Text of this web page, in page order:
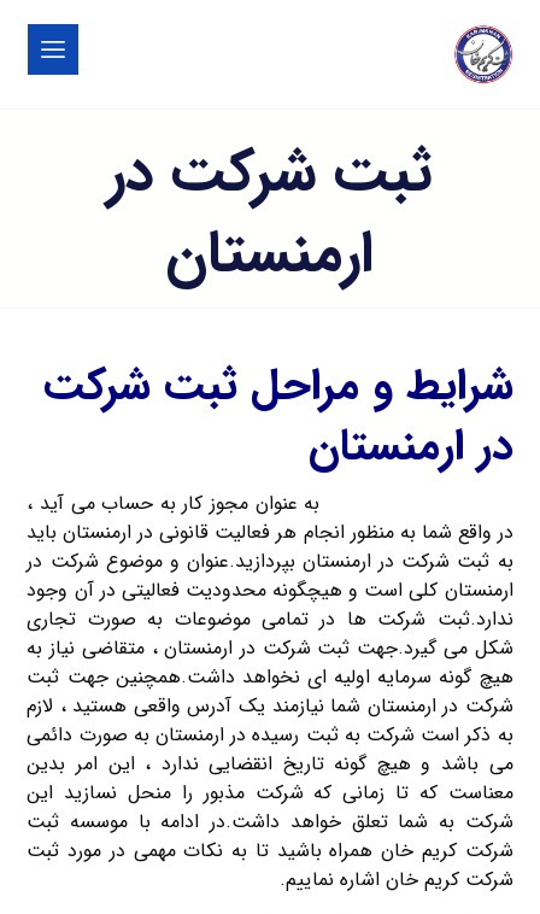
ثبت شرکت در
ارمنستان
شرایط و مراحل ثبت شرکت
در ارمنستان
به عنوان مجوز کار به حساب می آید ،
در واقع شما به منظور انجام هر فعالیت قانونی در ارمنستان باید
به ثبت شرکت در ارمنستان بپردازید.عنوان و موضوع شرکت در
ارمنستان کلی است و هیچگونه محدودیت فعالیتی در آن وجود
ندارد.ثبت شرکت ها در تمامی موضوعات به صورت تجاری
شکل می گیرد.جهت ثبت شرکت در ارمنستان ، متقاضی نیاز به
هیچ گونه سرمایه اولیه ای نخواهد داشت.همچنین جهت ثبت
شرکت در ارمنستان شما نیازمند یک آدرس واقعی هستید ، لازم
به ذکر است شرکت به ثبت رسیده در ارمنستان به صورت دائمی
می باشد و هیچ گونه تاریخ انقضایی ندارد ، این امر بدین
معناست که تا زمانی که شرکت مذبور را منحل نسازید این
شرکت به شما تعلق خواهد داشت.در ادامه با موسسه ثبت
شرکت کریم خان همراه باشید تا به نکات مهمی در مورد ثبت
شرکت کریم خان اشاره نماییم.